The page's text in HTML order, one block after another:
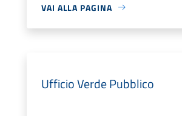
VAI ALLA PAGINA
Ufficio Verde Pubblico